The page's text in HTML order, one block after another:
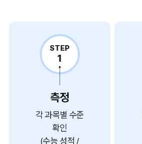
STEP
1
측정
각 과목별 수준
확인
(수능 성적 /